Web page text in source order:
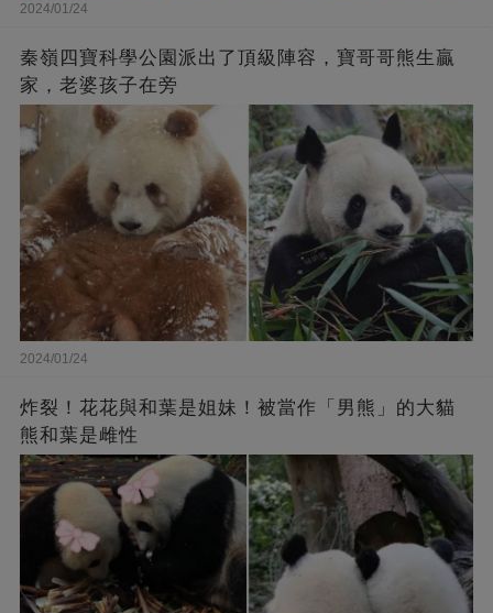
2024/01/24
秦嶺四寶科學公園派出了頂級陣容，寶哥哥熊生贏
家，老婆孩子在旁
2024/01/24
炸裂！花花與和葉是姐妹！被當作「男熊」的大貓
熊和葉是雌性